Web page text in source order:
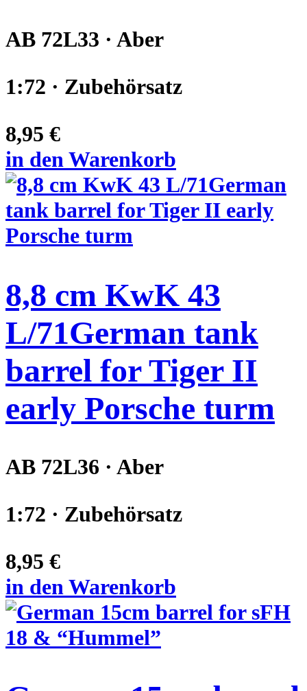
AB 72L33 · Aber
1:72 · Zubehörsatz
8,95 €
in den Warenkorb
8,8 cm KwK 43
L/71German tank
barrel for Tiger II
early Porsche turm
AB 72L36 · Aber
1:72 · Zubehörsatz
8,95 €
in den Warenkorb